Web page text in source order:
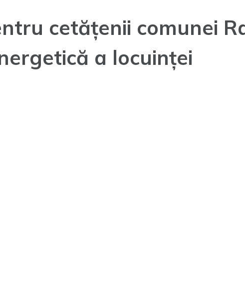
cetățenii comunei
a locuinței